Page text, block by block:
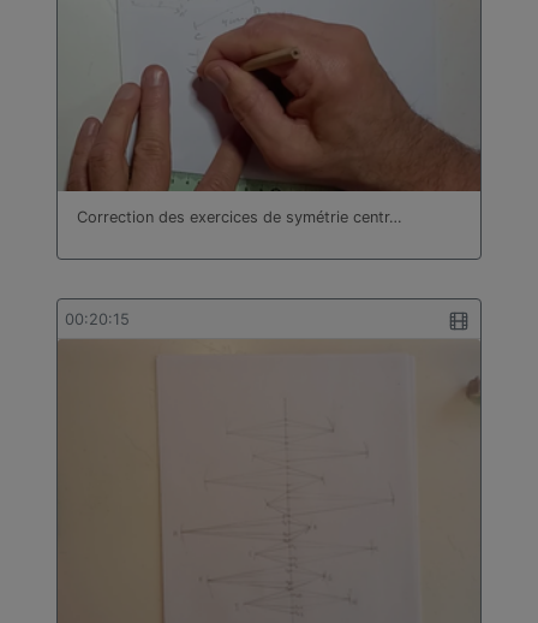
Correction des exercices de symétrie centr…
00:20:15